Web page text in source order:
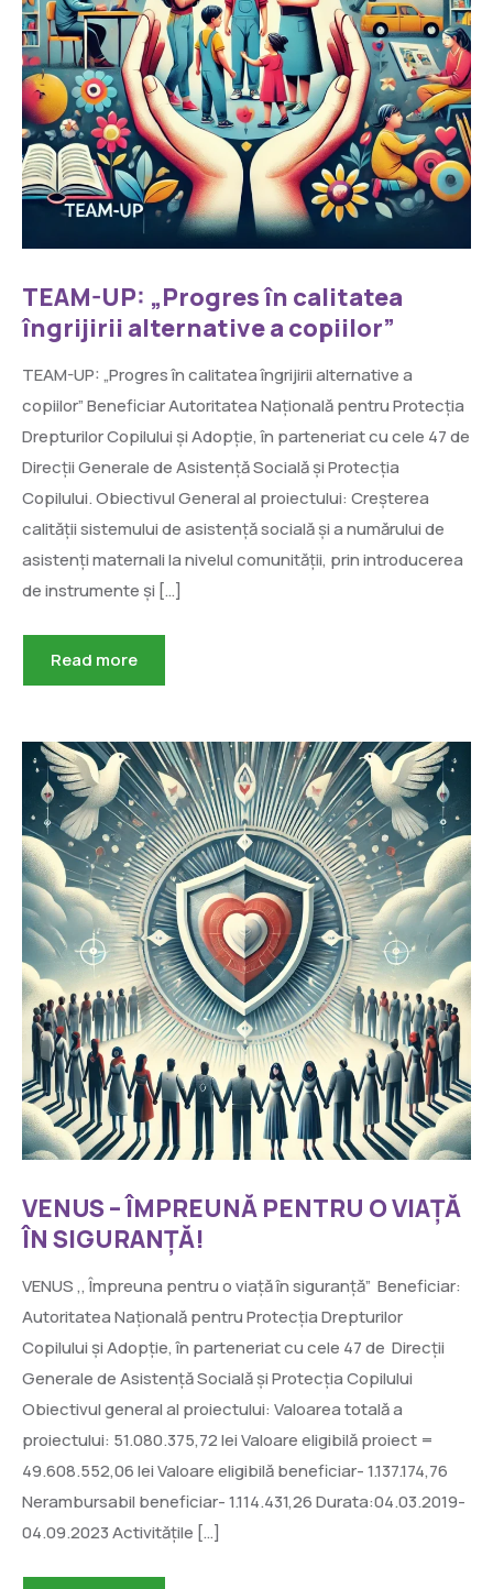
TEAM-UP: „Progres în calitatea
îngrijirii alternative a copiilor”
TEAM-UP: „Progres în calitatea îngrijirii alternative a
copiilor” Beneficiar Autoritatea Națională pentru Protecția
Drepturilor Copilului și Adopție, în parteneriat cu cele 47 de
Direcții Generale de Asistență Socială și Protecția
Copilului. Obiectivul General al proiectului: Creșterea
calității sistemului de asistență socială și a numărului de
asistenți maternali la nivelul comunității, prin introducerea
de instrumente și […]
Read more
VENUS – ÎMPREUNĂ PENTRU O VIAȚĂ
ÎN SIGURANȚĂ!
VENUS ,, Împreuna pentru o viață în siguranță” Beneficiar:
Autoritatea Națională pentru Protecția Drepturilor
Copilului și Adopție, în parteneriat cu cele 47 de Direcții
Generale de Asistență Socială și Protecția Copilului
Obiectivul general al proiectului: Valoarea totală a
proiectului: 51.080.375,72 lei Valoare eligibilă proiect =
49.608.552,06 lei Valoare eligibilă beneficiar- 1.137.174,76
Nerambursabil beneficiar- 1.114.431,26 Durata:04.03.2019-
04.09.2023 Activitățile […]